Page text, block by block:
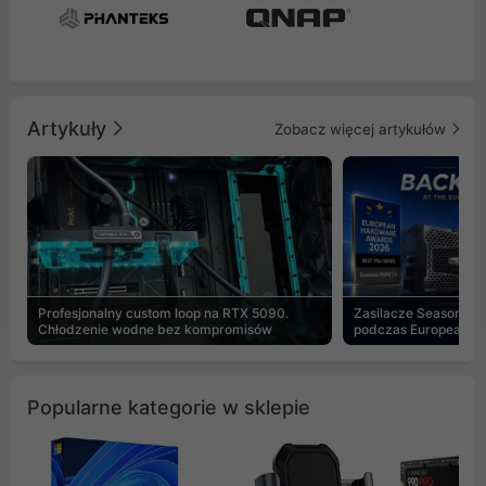
Artykuły Zobacz więcej artykułów
Profesjonalny custom loop na RTX 5090.
Chłodzenie wodne bez kompromisów
Zasilacze Seasonic
podczas European
Popularne kategorie w sklepie